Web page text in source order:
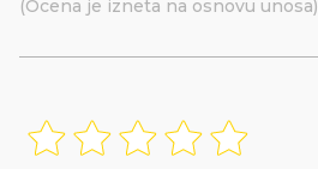
(Ocena je izneta na osnovu unosa)